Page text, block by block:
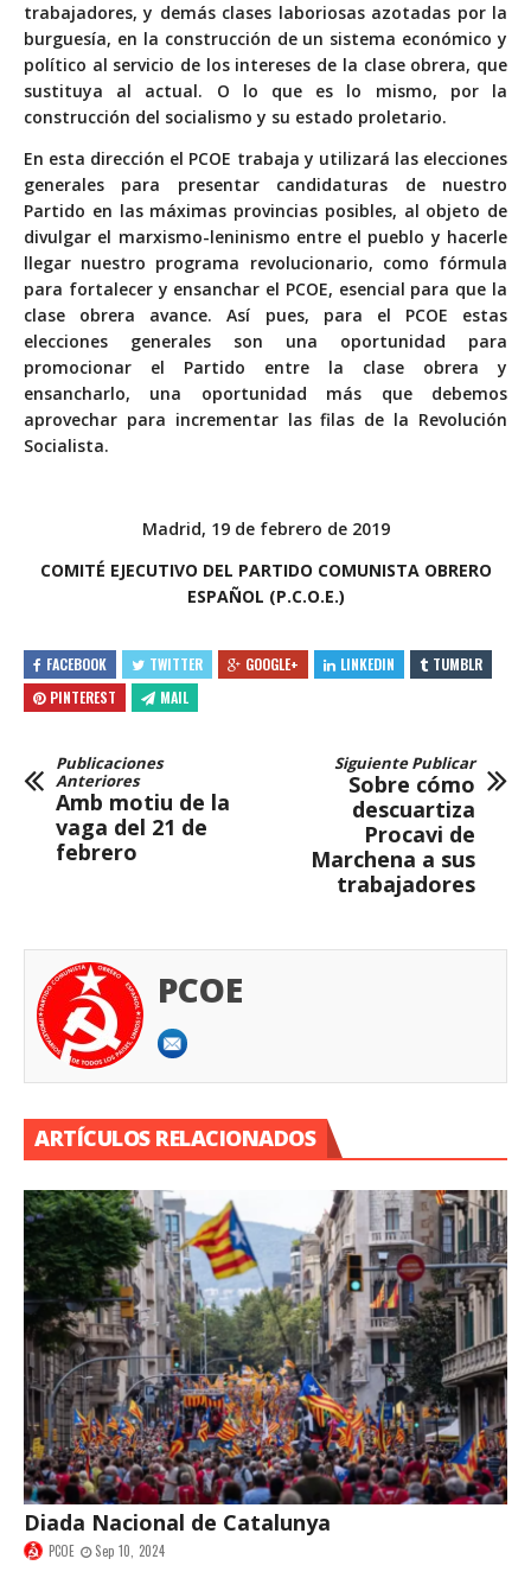
trabajadores, y demás clases laboriosas azotadas por la
burguesía, en la construcción de un sistema económico y
político al servicio de los intereses de la clase obrera, que
sustituya al actual. O lo que es lo mismo, por la
construcción del socialismo y su estado proletario.
En esta dirección el PCOE trabaja y utilizará las elecciones
generales para presentar candidaturas de nuestro
Partido en las máximas provincias posibles, al objeto de
divulgar el marxismo-leninismo entre el pueblo y hacerle
llegar nuestro programa revolucionario, como fórmula
para fortalecer y ensanchar el PCOE, esencial para que la
clase obrera avance. Así pues, para el PCOE estas
elecciones generales son una oportunidad para
promocionar el Partido entre la clase obrera y
ensancharlo, una oportunidad más que debemos
aprovechar para incrementar las filas de la Revolución
Socialista.
Madrid, 19 de febrero de 2019
COMITÉ EJECUTIVO DEL PARTIDO COMUNISTA OBRERO
ESPAÑOL (P.C.O.E.)
FACEBOOK TWITTER GOOGLE+ LINKEDIN
TUMBLR
PINTEREST
MAIL
Publicaciones
Anteriores
Amb motiu de la
vaga del 21 de
febrero
Siguiente Publicar
Sobre cómo
descuartiza
Procavi de
Marchena a sus
trabajadores
PCOE
ARTÍCULOS RELACIONADOS
Diada Nacional de Catalunya
PCOE Sep 10, 2024